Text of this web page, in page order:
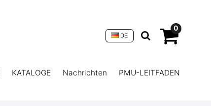
0
DE
KATALOGE Nachrichten
PMU-LEITFADEN